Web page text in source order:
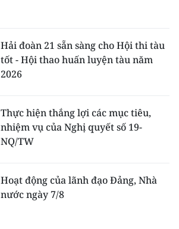
Hải đoàn 21 sẵn sàng cho Hội thi tàu
tốt - Hội thao huấn luyện tàu năm
2026
Thực hiện thắng lợi các mục tiêu,
nhiệm vụ của Nghị quyết số 19-
NQ/TW
Hoạt động của lãnh đạo Đảng, Nhà
nước ngày 7/8